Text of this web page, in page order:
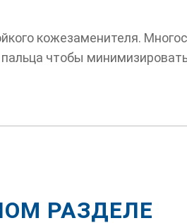
кожезаменителя.
чтобы
РАЗДЕЛЕ